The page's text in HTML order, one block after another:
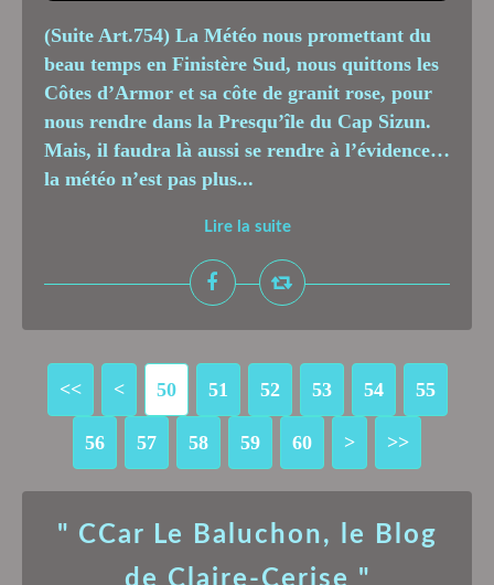
(Suite Art.754) La Météo nous promettant du
beau temps en Finistère Sud, nous quittons les
Côtes d’Armor et sa côte de granit rose, pour
nous rendre dans la Presqu’île du Cap Sizun.
Mais, il faudra là aussi se rendre à l’évidence…
la météo n’est pas plus...
Lire la suite
<< < 10
20
30
40
50 51 52 53 54 55
56 57 58 59 60 70
80
90
100
> >>
" CCar Le Baluchon, le Blog
de Claire-Cerise "